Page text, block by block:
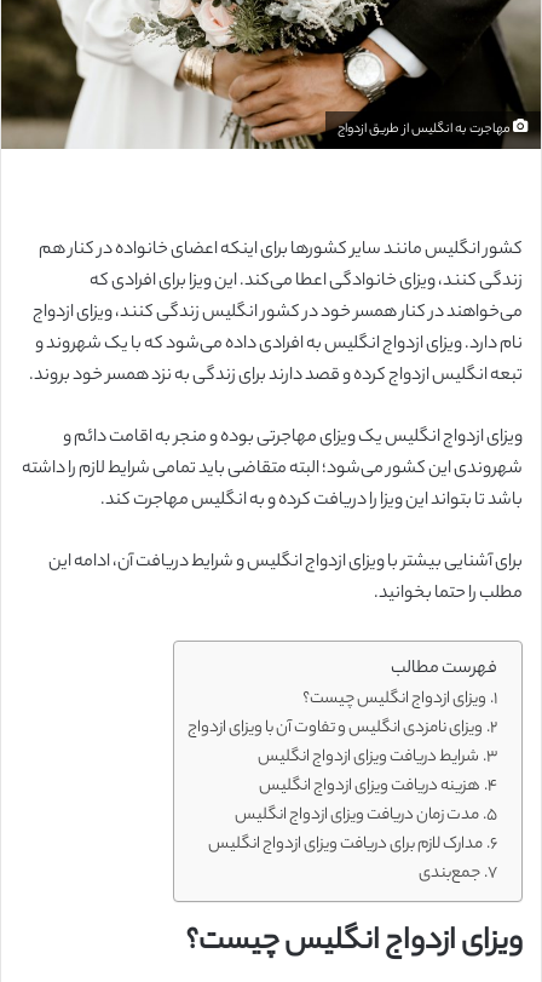
م
ی
ل
مهاجرت به انگلیس از طریق ازدواج
کشور انگلیس مانند سایر کشورها برای اینکه اعضای خانواده در کنار هم
زندگی کنند، ویزای خانوادگی اعطا می‌کند. این ویزا برای افرادی که
می‌خواهند در کنار همسر خود در کشور انگلیس زندگی کنند، ویزای ازدواج
نام دارد. ویزای ازدواج انگلیس به افرادی داده می‌شود که با یک شهروند و
تبعه انگلیس ازدواج کرده و قصد دارند برای زندگی به نزد همسر خود بروند.
ویزای ازدواج انگلیس یک ویزای مهاجرتی بوده و منجر به اقامت دائم و
شهروندی این کشور می‌شود؛ البته متقاضی باید تمامی شرایط لازم را داشته
باشد تا بتواند این ویزا را دریافت کرده و به انگلیس مهاجرت کند.
برای آشنایی بیشتر با ویزای ازدواج انگلیس و شرایط دریافت آن، ادامه این
مطلب را حتما بخوانید.
فهرست مطالب
ویزای ازدواج انگلیس چیست؟
ویزای نامزدی انگلیس و تفاوت آن با ویزای ازدواج
شرایط دریافت ویزای ازدواج انگلیس
هزینه دریافت ویزای ازدواج انگلیس
مدت زمان دریافت ویزای ازدواج انگلیس
مدارک لازم برای دریافت ویزای ازدواج انگلیس
جمع‌بندی
ویزای ازدواج انگلیس چیست؟